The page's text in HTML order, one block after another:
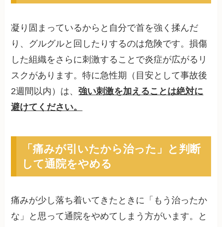
凝り固まっているからと自分で首を強く揉んだ
り、グルグルと回したりするのは危険です。損傷
した組織をさらに刺激することで炎症が広がるリ
スクがあります。特に急性期（目安として事故後
2週間以内）は、強い刺激を加えることは絶対に
避けてください。
「痛みが引いたから治った」と判断
して通院をやめる
痛みが少し落ち着いてきたときに「もう治ったか
な」と思って通院をやめてしまう方がいます。と